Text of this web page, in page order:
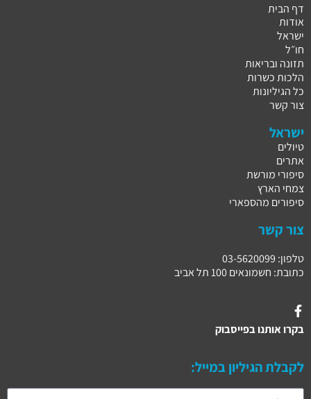
דף הבית
אודות
ישראל
חו״ל
תזונה ובריאות
הלכות כשרות
כל הגיליונות
צור קשר
ישראל
טיולים
אתרים
סיפורי מורשת
צמחי הארץ
סיפורים מהספארי
צור קשר
טלפון: 03-5620099
כתובת: חשמונאים 100 תל אביב
בקרו אותנו בפייסבוק
לקבלת הגיליון במייל: